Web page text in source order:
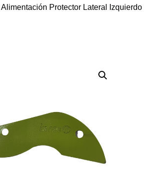
Protector Lateral Izquierdo